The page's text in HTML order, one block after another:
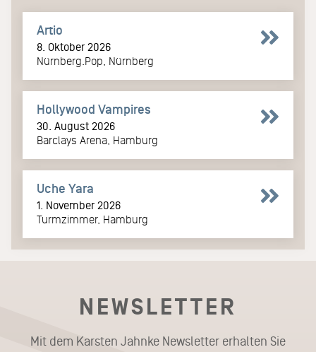
Artio
8. Oktober 2026
Nürnberg.Pop, Nürnberg
Hollywood Vampires
30. August 2026
Barclays Arena, Hamburg
Uche Yara
1. November 2026
Turmzimmer, Hamburg
NEWSLETTER
Mit dem Karsten Jahnke Newsletter erhalten Sie